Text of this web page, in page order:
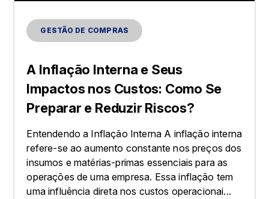
GESTÃO DE COMPRAS
A Inflação Interna e Seus
Impactos nos Custos: Como Se
Preparar e Reduzir Riscos?
Entendendo a Inflação Interna A inflação interna
refere-se ao aumento constante nos preços dos
insumos e matérias-primas essenciais para as
operações de uma empresa. Essa inflação tem
uma influência direta nos custos operacionai...